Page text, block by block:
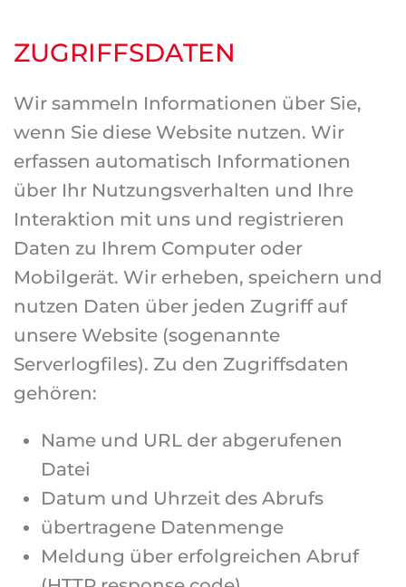
ZUGRIFFSDATEN
Wir sammeln Informationen über Sie,
wenn Sie diese Website nutzen. Wir
erfassen automatisch Informationen
über Ihr Nutzungsverhalten und Ihre
Interaktion mit uns und registrieren
Daten zu Ihrem Computer oder
Mobilgerät. Wir erheben, speichern und
nutzen Daten über jeden Zugriff auf
unsere Website (sogenannte
Serverlogfiles). Zu den Zugriffsdaten
gehören:
Name und URL der abgerufenen
Datei
Datum und Uhrzeit des Abrufs
übertragene Datenmenge
Meldung über erfolgreichen Abruf